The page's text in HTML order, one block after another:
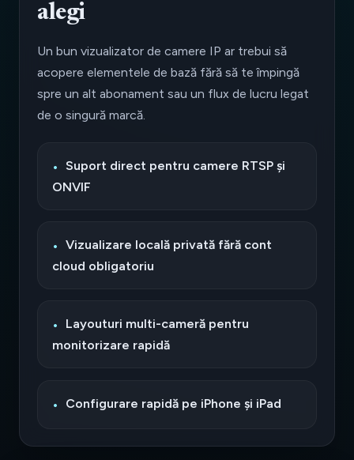
alegi
Un bun vizualizator de camere IP ar trebui să
acopere elementele de bază fără să te împingă
spre un alt abonament sau un flux de lucru legat
de o singură marcă.
Suport direct pentru camere RTSP și
ONVIF
Vizualizare locală privată fără cont
cloud obligatoriu
Layouturi multi-cameră pentru
monitorizare rapidă
Configurare rapidă pe iPhone și iPad